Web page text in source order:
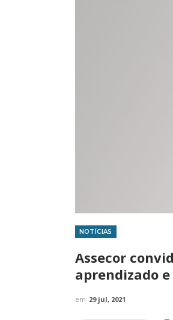
NOTÍCIAS
Assecor
aprendizado e
em 29 jul, 2021